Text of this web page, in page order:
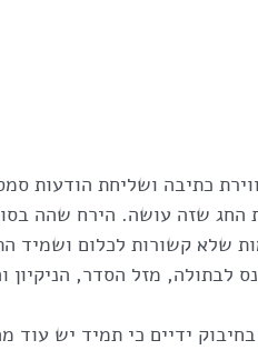
כתיבה ושליחת הודעות
החג שזה עושה. הירח שהה
שלא קשורות לכלום ושמיד
לבתולה, מזל הסדר, הניקיון
ידיים כי תמיד יש עוד